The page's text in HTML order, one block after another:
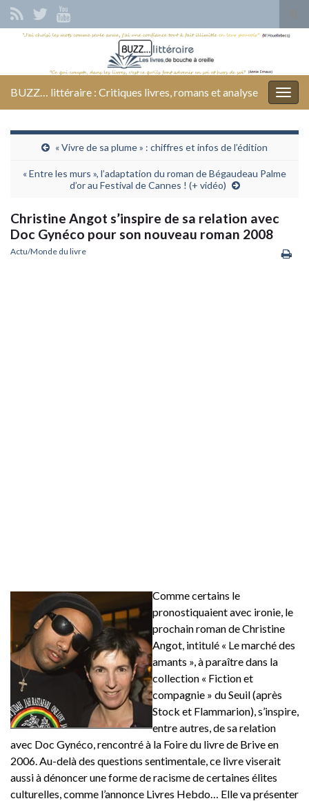
Search for:
BUZZ… littéraire : Critiques livres, romans et analyse
« Vivre de sa plume » : chiffres et infos de l’édition
« Entre les murs », l’adaptation du roman de Bégaudeau Palme
d’or au Festival de Cannes ! (+ vidéo)
Christine Angot s’inspire de sa relation avec
Doc Gynéco pour son nouveau roman 2008
Actu/Monde du livre
Comme certains le
pronostiquaient avec ironie, le
prochain roman de Christine
Angot, intitulé « Le marché des
amants », à paraître dans la
collection « Fiction et
compagnie » du Seuil (après
Stock et Flammarion), s’inspire,
entre autres, de sa relation
avec Doc Gynéco, rencontré à la Foire du livre de Brive en
2006. Au-delà des questions sentimentale, ce livre viserait
aussi à dénoncer une forme de racisme de certaines élites
culturelles, comme l’annonce Livres Hebdo… Elle va présenter